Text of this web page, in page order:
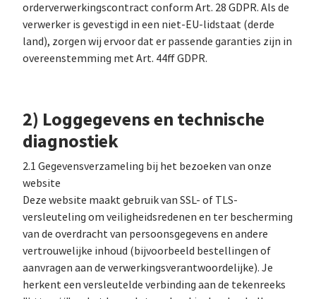
orderverwerkingscontract conform Art. 28 GDPR. Als de
verwerker is gevestigd in een niet-EU-lidstaat (derde
land), zorgen wij ervoor dat er passende garanties zijn in
overeenstemming met Art. 44ff GDPR.
2) Loggegevens en technische
diagnostiek
2.1 Gegevensverzameling bij het bezoeken van onze
website
Deze website maakt gebruik van SSL- of TLS-
versleuteling om veiligheidsredenen en ter bescherming
van de overdracht van persoonsgegevens en andere
vertrouwelijke inhoud (bijvoorbeeld bestellingen of
aanvragen aan de verwerkingsverantwoordelijke). Je
herkent een versleutelde verbinding aan de tekenreeks